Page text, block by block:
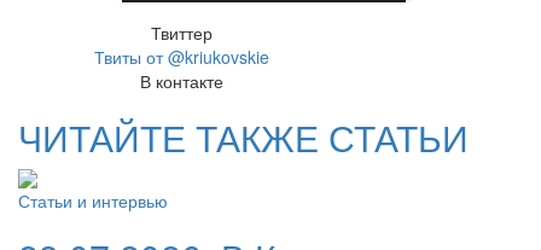
Твиттер
Твиты от @kriukovskie
В контакте
ЧИТАЙТЕ ТАКЖЕ СТАТЬИ
Статьи и интервью